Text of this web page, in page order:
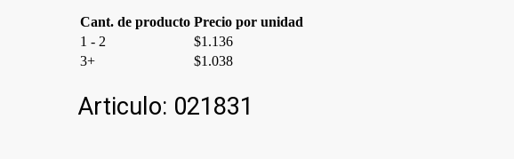
Cant. de producto Precio por unidad
1 - 2
$1.136
3+
$1.038
Articulo: 021831